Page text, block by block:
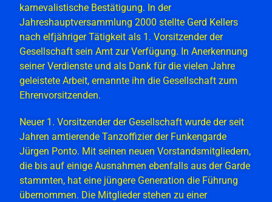
karnevalistische Bestätigung. In der
Jahreshauptversammlung 2000 stellte Gerd Kellers
nach elfjähriger Tätigkeit als 1. Vorsitzender der
Gesellschaft sein Amt zur Verfügung. In Anerkennung
seiner Verdienste und als Dank für die vielen Jahre
geleistete Arbeit, ernannte ihn die Gesellschaft zum
Ehrenvorsitzenden.
Neuer 1. Vorsitzender der Gesellschaft wurde der seit
Jahren amtierende Tanzoffizier der Funkengarde
Jürgen Ponto. Mit seinen neuen Vorstandsmitgliedern,
die bis auf einige Ausnahmen ebenfalls aus der Garde
stammten, hat eine jüngere Generation die Führung
übernommen. Die Mitglieder stehen zu einer